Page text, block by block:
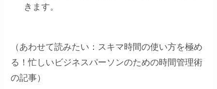
きます。
（あわせて読みたい：スキマ時間の使い方を極め
る！忙しいビジネスパーソンのための時間管理術
の記事）